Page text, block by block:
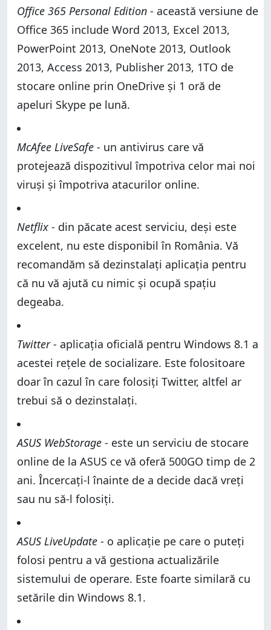
Office 365 Personal Edition - această versiune de
Office 365 include Word 2013, Excel 2013,
PowerPoint 2013, OneNote 2013, Outlook
2013, Access 2013, Publisher 2013, 1TO de
stocare online prin OneDrive și 1 oră de
apeluri Skype pe lună.
McAfee LiveSafe - un antivirus care vă
protejează dispozitivul împotriva celor mai noi
viruși și împotriva atacurilor online.
Netflix - din păcate acest serviciu, deși este
excelent, nu este disponibil în România. Vă
recomandăm să dezinstalați aplicația pentru
că nu vă ajută cu nimic și ocupă spațiu
degeaba.
Twitter- aplicația oficială pentru Windows 8.1 a
acestei rețele de socializare. Este folositoare
doar în cazul în care folosiți Twitter, altfel ar
trebui să o dezinstalați.
ASUS WebStorage - este un serviciu de stocare
online de la ASUS ce vă oferă 500GO timp de 2
ani. Încercați-l înainte de a decide dacă vreți
sau nu să-l folosiți.
ASUS LiveUpdate - o aplicație pe care o puteți
folosi pentru a vă gestiona actualizările
sistemului de operare. Este foarte similară cu
setările din Windows 8.1.